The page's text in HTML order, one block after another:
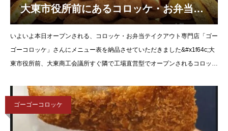
大東市役所前にあるコロッケ・お弁当テ
イクアウト専門店「ゴーゴーコロッケ」
さんのメニューを納品させて頂きまし
た！
いよいよ本日オープンされる、コロッケ・お弁当テイクアウト専門店「ゴー
ゴーコロッケ」さんにメニュー表を納品させていただきました&#x1f64c;大
東市役所前、大東商工会議所すぐ隣で工場直営型でオープンされるコロッケ
ゴーゴーコロッケ